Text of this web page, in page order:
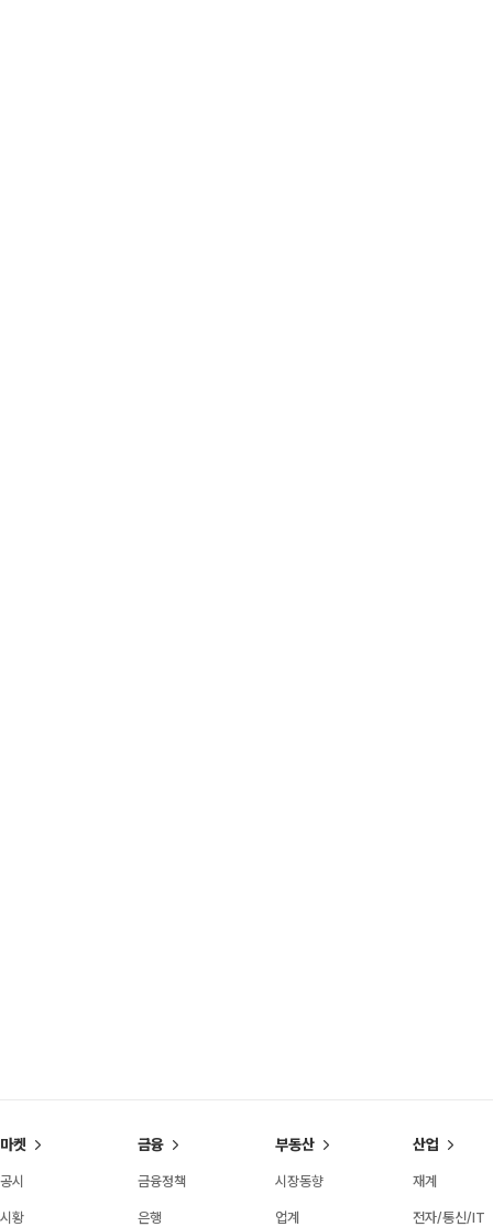
마켓
공시
시황
금융
금융정책
은행
부동산
시장동향
업계
산업
재계
전자/통신/IT